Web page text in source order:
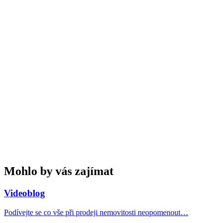
Mohlo by vás zajímat
Videoblog
Podívejte se co vše při prodeji nemovitosti neopomenout…